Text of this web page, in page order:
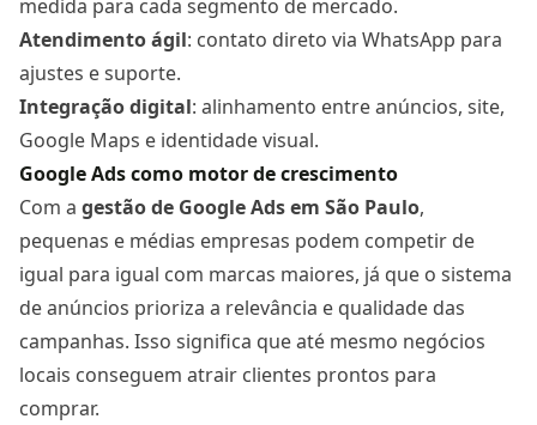
medida para cada segmento de mercado.
Atendimento ágil: contato direto via WhatsApp para
ajustes e suporte.
Integração digital: alinhamento entre anúncios, site,
Google Maps e identidade visual.
Google Ads como motor de crescimento
Com a gestão de Google Adsem São Paulo,
pequenas e médias empresas podem competir de
igual para igual com marcas maiores, já que o sistema
de anúncios prioriza a relevância e qualidade das
campanhas. Isso significa que até mesmo negócios
locais conseguem atrair clientes prontos para
comprar.